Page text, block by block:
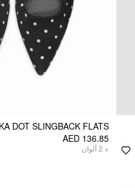
DOT SLINGBACK FLATS
AED 136.85
+
2ألوان